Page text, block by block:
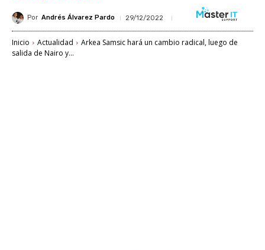
Por Andrés Álvarez Pardo 29/12/2022
Inicio Actualidad
Arkea Samsic hará un cambio radical, luego de
salida de Nairo y...